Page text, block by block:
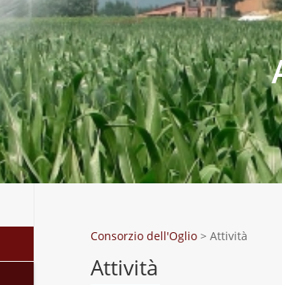
Consorzio dell'Oglio >Attività
Attività